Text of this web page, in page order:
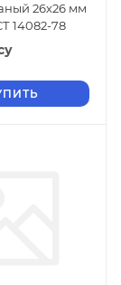
26х26 мм
14082-78